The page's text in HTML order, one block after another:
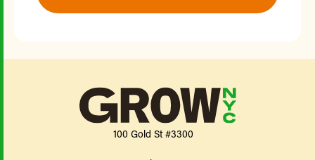
100 Gold St #3300